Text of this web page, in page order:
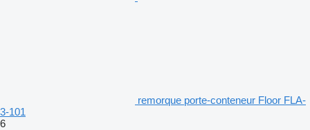
remorque porte-conteneur Floor FLA-
3-101
6